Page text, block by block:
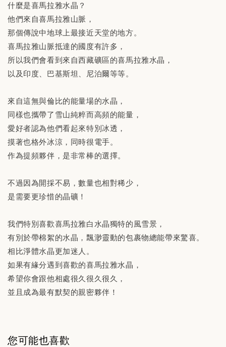
什麼是喜馬拉雅水晶？
他們來自喜馬拉雅山脈，
那個傳說中地球上最接近天堂的地方。
喜馬拉雅山脈抵達的國度有許多，
所以我們會看到來自西藏礦區的喜馬拉雅水晶，
以及印度、巴基斯坦、尼泊爾等等。
來自這無與倫比的能量場的水晶，
同樣也攜帶了雪山純粹而高頻的能量，
愛好者認為他們看起來特別冰透，
摸著也格外冰涼，同時很電手。
作為提頻夥伴，是非常棒的選擇。
不過因為開採不易，數量也相對稀少，
是需要更珍惜的晶礦！
我們特別喜歡喜馬拉雅白水晶獨特的風雪景，
有別於帶棉絮的水晶，飄渺靈動的包裹物總能帶來驚喜。
相比淨體水晶更加迷人。
如果有緣分遇到喜歡的喜馬拉雅水晶，
希望你會跟他相處很久很久很久，
並且成為最有默契的親密夥伴！
您可能也喜歡